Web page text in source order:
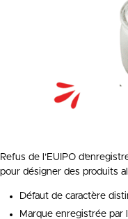
Refus de l’EUIPO
pour désigner des produits
Défaut de caractère
Marque enregistrée par